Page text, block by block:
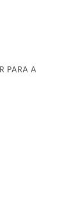
PARA A